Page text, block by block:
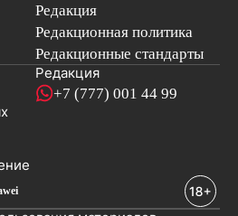
Редакция
Редакционная политика
Редакционные стандарты
Редакция
+7 (777) 001 44 99
новостей